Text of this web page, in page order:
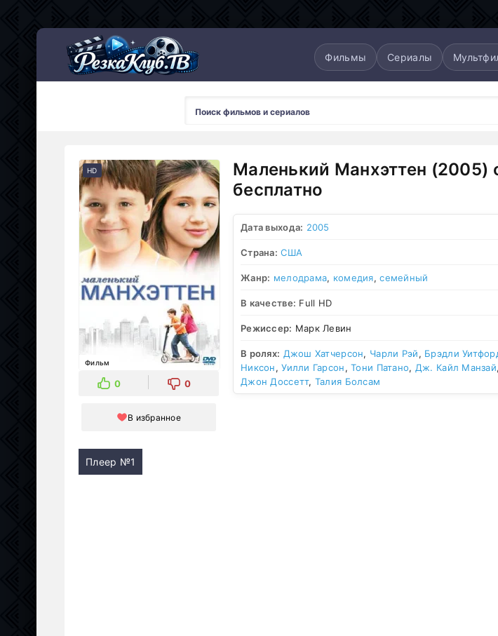
Фильмы Сериалы
HD
Фильм
0 0
В избранное
Маленький Манхэттен (2005)
бесплатно
Дата выхода: 2005
Страна: США
Жанр: мелодрама, комедия,семейный
В качестве: Full HD
Режиссер: Марк Левин
В ролях: Джош Хатчерсон, Чарли Рэй, Брэдли
Никсон,Уилли Гарсон,Тони Патано, Дж. Кайл Манзай,
Джон Доссетт, Талия Болсам
Плеер №1
Мультсериалы